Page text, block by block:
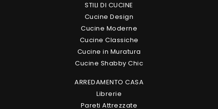
STILI DI CUCINE
Cucine Design
Cucine Moderne
Cucine Classiche
Cucine in Muratura
Cucine Shabby Chic
ARREDAMENTO CASA
Librerie
Pareti Attrezzate